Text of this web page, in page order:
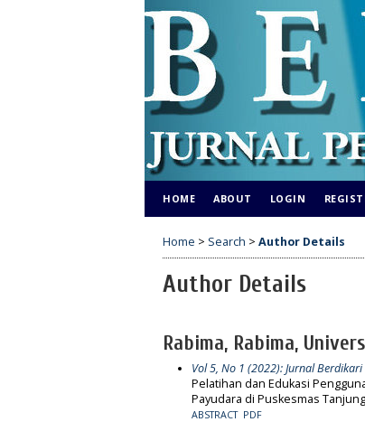
HOME ABOUT LOGIN
Home > Search > Author Details
Author Details
Rabima, Rabima,
Vol 5, No 1 (2022): Jurnal Berdikari
Pelatihan dan Edukasi
Payudara di Puskesmas
ABSTRACT PDF